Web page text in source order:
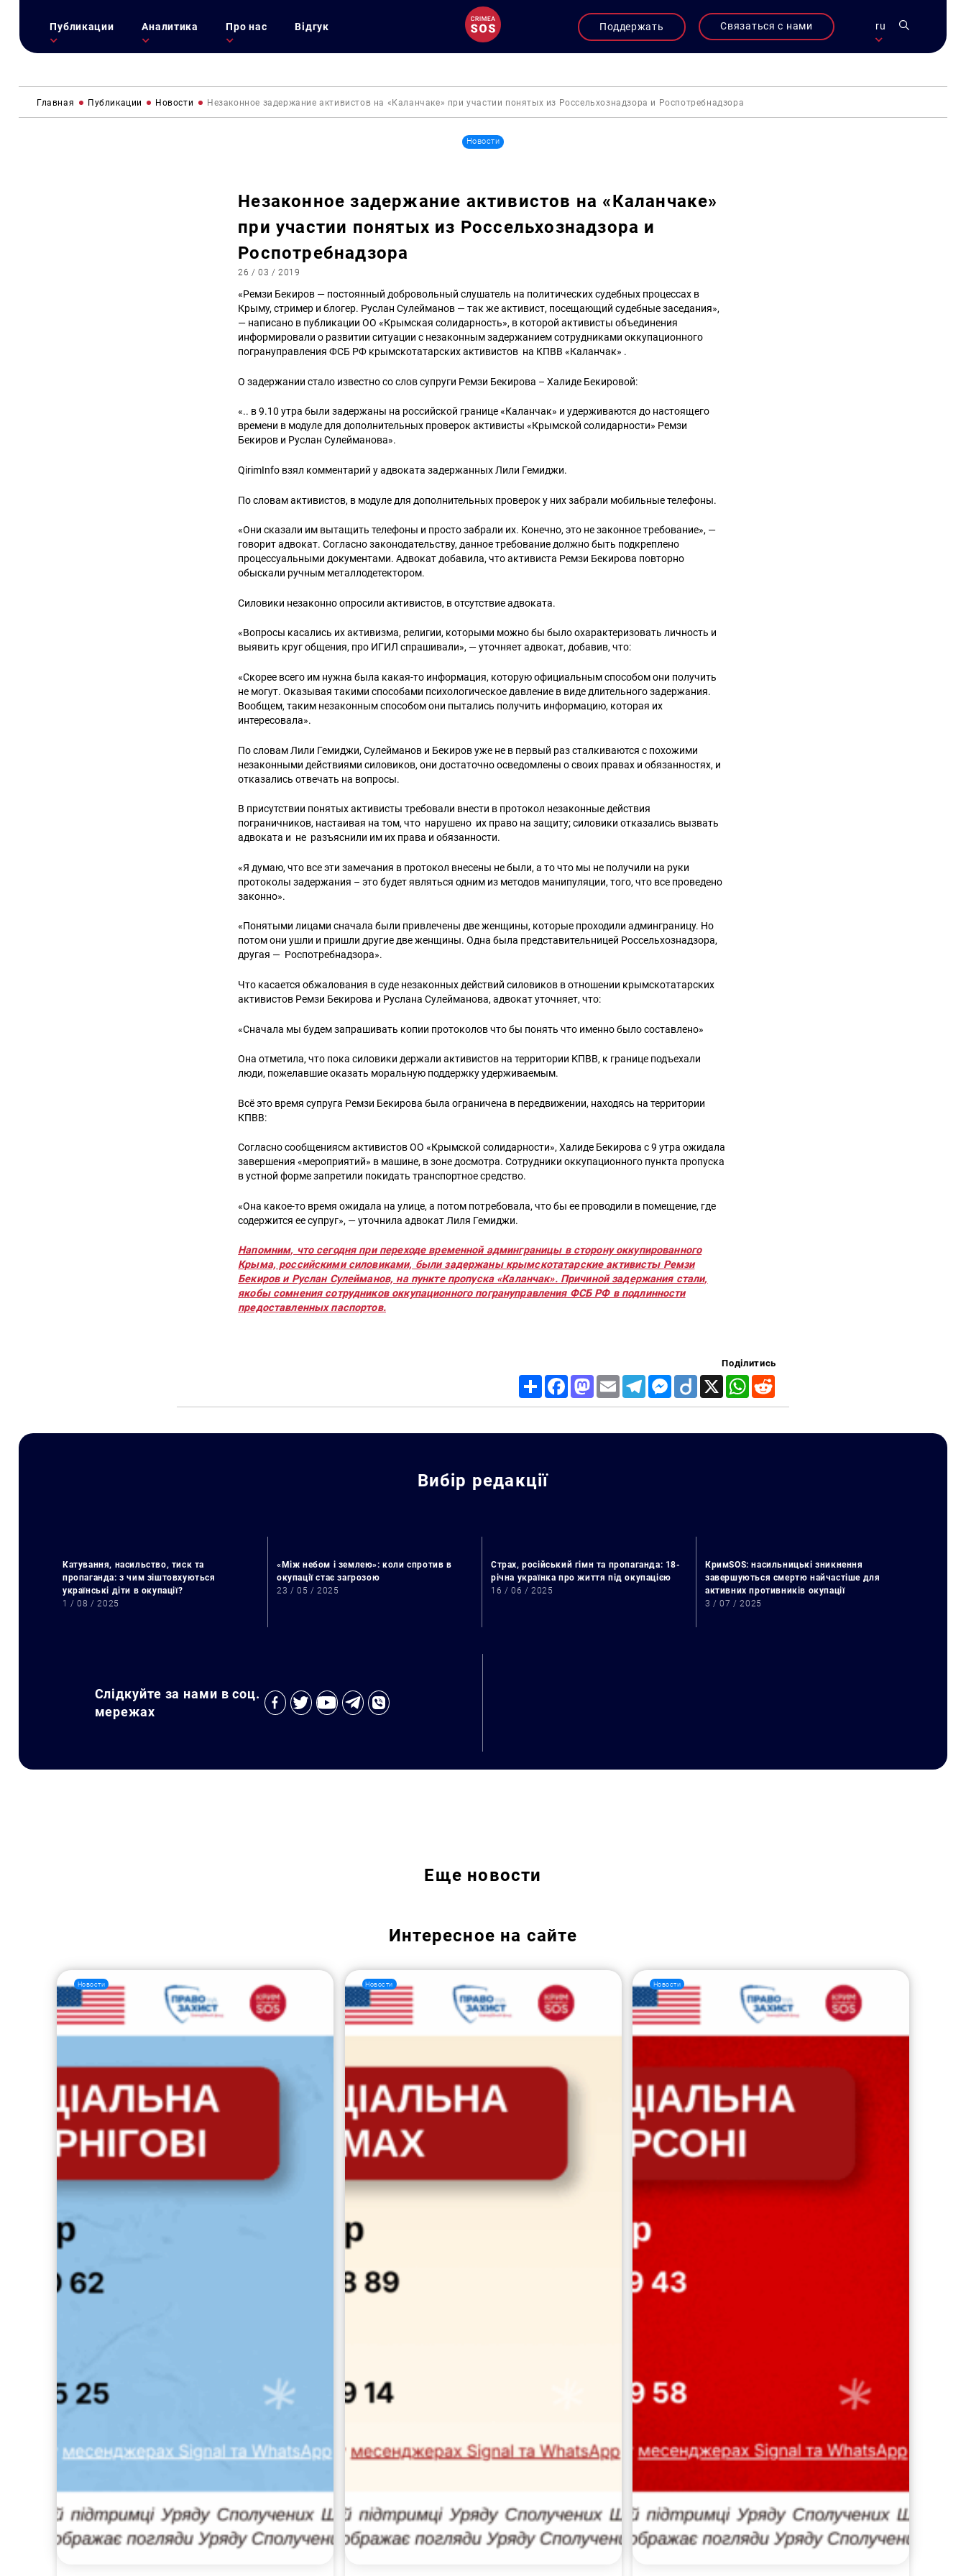
Публикации Аналитика Про нас Відгук Поддержать Связаться с нами ru
Главная Публикации Новости Незаконное задержание активистов на «Каланчаке» при участии понятых из Россельхознадзора и Роспотребнадзора
Новости
Незаконное задержание активистов на «Каланчаке»
при участии понятых из Россельхознадзора и
Роспотребнадзора
26 / 03 / 2019
«Ремзи Бекиров — постоянный добровольный слушатель на политических судебных процессах в
Крыму, стример и блогер. Руслан Сулейманов — так же активист, посещающий судебные заседания»,
— написано в публикации ОО «Крымская солидарность», в которой активисты объединения
информировали о развитии ситуации с незаконным задержанием сотрудниками оккупационного
погрануправления ФСБ РФ крымскотатарских активистов на КПВВ «Каланчак» .
О задержании стало известно со слов супруги Ремзи Бекирова – Халиде Бекировой:
«.. в 9.10 утра были задержаны на российской границе «Каланчак» и удерживаются до настоящего
времени в модуле для дополнительных проверок активисты «Крымской солидарности» Ремзи
Бекиров и Руслан Сулейманова».
QirimInfo взял комментарий у адвоката задержанных Лили Гемиджи.
По словам активистов, в модуле для дополнительных проверок у них забрали мобильные телефоны.
«Они сказали им вытащить телефоны и просто забрали их. Конечно, это не законное требование», —
говорит адвокат. Согласно законодательству, данное требование должно быть подкреплено
процессуальными документами. Адвокат добавила, что активиста Ремзи Бекирова повторно
обыскали ручным металлодетектором.
Силовики незаконно опросили активистов, в отсутствие адвоката.
«Вопросы касались их активизма, религии, которыми можно бы было охарактеризовать личность и
выявить круг общения, про ИГИЛ спрашивали», — уточняет адвокат, добавив, что:
«Скорее всего им нужна была какая-то информация, которую официальным способом они получить
не могут. Оказывая такими способами психологическое давление в виде длительного задержания.
Вообщем, таким незаконным способом они пытались получить информацию, которая их
интересовала».
По словам Лили Гемиджи, Сулейманов и Бекиров уже не в первый раз сталкиваются с похожими
незаконными действиями силовиков, они достаточно осведомлены о своих правах и обязанностях, и
отказались отвечать на вопросы.
В присутствии понятых активисты требовали внести в протокол незаконные действия
пограничников, настаивая на том, что нарушено их право на защиту; силовики отказались вызвать
адвоката и не разъяснили им их права и обязанности.
«Я думаю, что все эти замечания в протокол внесены не были, а то что мы не получили на руки
протоколы задержания – это будет являться одним из методов манипуляции, того, что все проведено
законно».
«Понятыми лицами сначала были привлечены две женщины, которые проходили админграницу. Но
потом они ушли и пришли другие две женщины. Одна была представительницей Россельхознадзора,
другая — Роспотребнадзора».
Что касается обжалования в суде незаконных действий силовиков в отношении крымскотатарских
активистов Ремзи Бекирова и Руслана Сулейманова, адвокат уточняет, что:
«Сначала мы будем запрашивать копии протоколов что бы понять что именно было составлено»
Она отметила, что пока силовики держали активистов на территории КПВВ, к границе подъехали
люди, пожелавшие оказать моральную поддержку удерживаемым.
Всё это время супруга Ремзи Бекирова была ограничена в передвижении, находясь на территории
КПВВ:
Согласно сообщениясм активистов ОО «Крымской солидарности», Халиде Бекирова с 9 утра ожидала
завершения «мероприятий» в машине, в зоне досмотра. Сотрудники оккупационного пункта пропуска
в устной форме запретили покидать транспортное средство.
«Она какое-то время ожидала на улице, а потом потребовала, что бы ее проводили в помещение, где
содержится ее супруг», — уточнила адвокат Лиля Гемиджи.
Напомним, что сегодня при переходе временной админграницы в сторону оккупированного
Крыма, российскими силовиками, были задержаны крымскотатарские активисты Ремзи
Бекиров и Руслан Сулейманов, на пункте пропуска «Каланчак». Причиной задержания стали,
якобы сомнения сотрудников оккупационного погрануправления ФСБ РФ в подлинности
предоставленных паспортов.
Поділитись
Share FacebookMastodon
Email TelegramMessenger
Diigo X WhatsApp
Вибір редакції
Катування, насильство, тиск та
пропаганда: з чим зіштовхуються
українські діти в окупації?
1 / 08 / 2025
«Між небом і землею»: коли спротив в
окупації стає загрозою
23 / 05 / 2025
Страх, російський гімн та пропаганда: 18-
річна українка про життя під окупацією
16 / 06 / 2025
КримSOS: насильницькі зникнення
завершуються смертю найчастіше для
активних противників окупації
3 / 07 / 2025
Слідкуйте за нами в соц.
мережах
Еще новости
Интересное на сайте
Новости Новости Новости